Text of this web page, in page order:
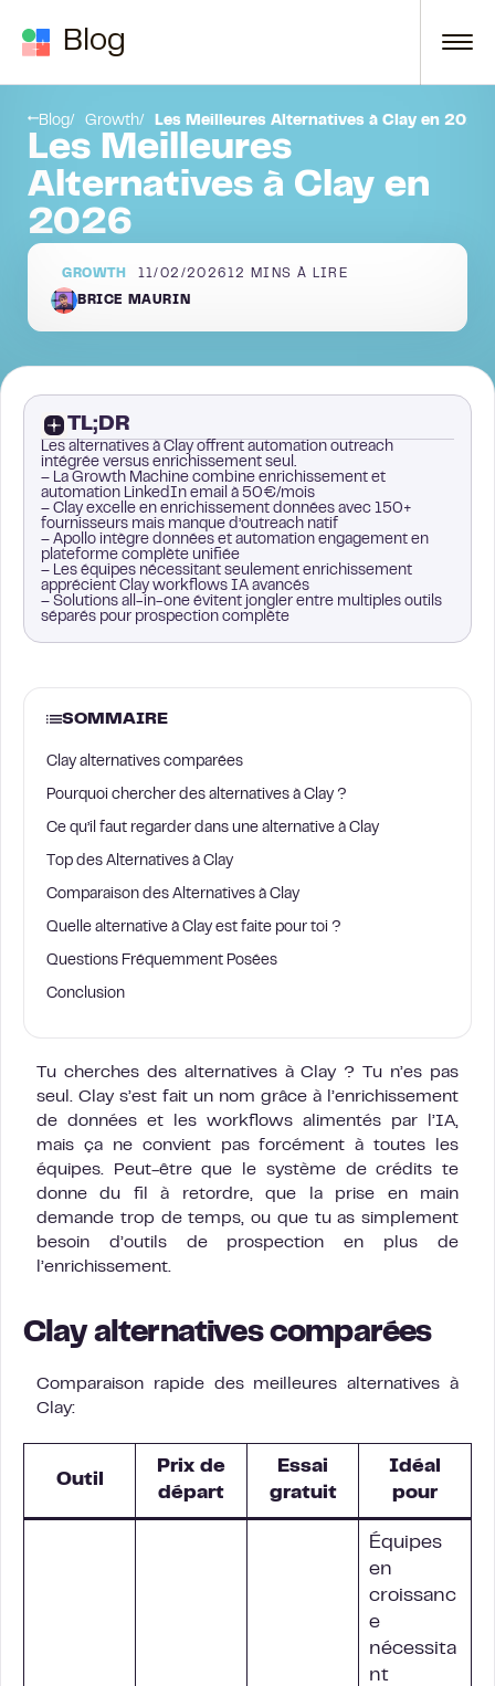
Blog
Blog Growth Les Meilleures Alternatives à Clay en 2026
Les Meilleures
Alternatives à Clay en
2026
GROWTH 11/02/2026 12 MINS À LIRE
BRICE MAURIN
TL;DR
Les alternatives à Clay offrent automation outreach
intégrée versus enrichissement seul.
– La Growth Machine combine enrichissement et
automation LinkedIn email à 50€/mois
– Clay excelle en enrichissement données avec 150+
fournisseurs mais manque d’outreach natif
– Apollo intègre données et automation engagement en
plateforme complète unifiée
– Les équipes nécessitant seulement enrichissement
apprécient Clay workflows IA avancés
– Solutions all-in-one évitent jongler entre multiples outils
séparés pour prospection complète
SOMMAIRE
Clay alternatives comparées
Pourquoi chercher des alternatives à Clay ?
Ce qu’il faut regarder dans une alternative à Clay
Top des Alternatives à Clay
Comparaison des Alternatives à Clay
Quelle alternative à Clay est faite pour toi ?
Questions Fréquemment Posées
Conclusion
Tu cherches des alternatives à Clay ? Tu n’es pas
seul. Clay s’est fait un nom grâce à l’enrichissement
de données et les workflows alimentés par l’IA,
mais ça ne convient pas forcément à toutes les
équipes. Peut-être que le système de crédits te
donne du fil à retordre, que la prise en main
demande trop de temps, ou que tu as simplement
besoin d’outils de prospection en plus de
l’enrichissement.
Clay alternatives comparées
Comparaison rapide des meilleures alternatives à
Clay:
Outil
Prix de
départ
Essai
gratuit
Idéal
pour
Équipes
en
croissanc
e
nécessita
nt